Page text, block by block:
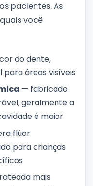
pacientes. As
você
do dente,
áreas visíveis
— fabricado
geralmente a
é maior
flúor
para crianças
mais